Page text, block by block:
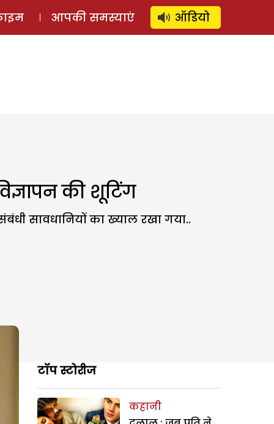
लॉग इन ⚲ SUBSCRIBE
आपकी समस्याएं ऑडियो
की शूटिंग
सावधानियों का ख्याल रखा गया..
टॉप स्टोरीज
कहानी